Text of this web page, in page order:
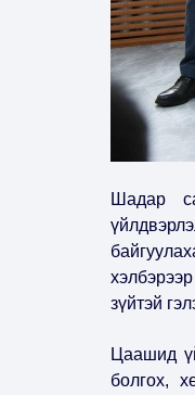
Шадар
зүйтэй
Цаашид
болгох,